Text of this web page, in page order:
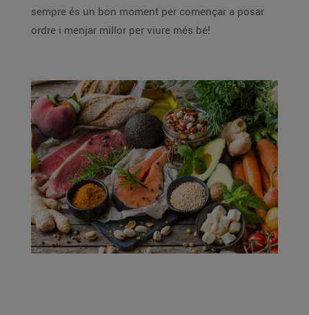
sempre és un bon moment per començar a posar
ordre i menjar millor per viure més bé!